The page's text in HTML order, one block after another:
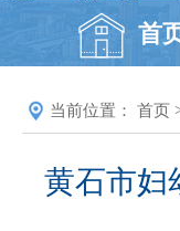
首
当前位置： 首页
黄石市妇